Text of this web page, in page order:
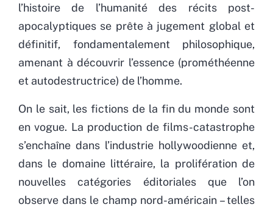
l’histoire de l’humanité des récits post-
apocalyptiques se prête à jugement global et
définitif, fondamentalement philosophique,
amenant à découvrir l’essence (prométhéenne
et autodestructrice) de l’homme.
On le sait, les fictions de la fin du monde sont
en vogue. La production de films-catastrophe
s’enchaîne dans l’industrie hollywoodienne et,
dans le domaine littéraire, la prolifération de
nouvelles catégories éditoriales que l’on
observe dans le champ nord-américain – telles